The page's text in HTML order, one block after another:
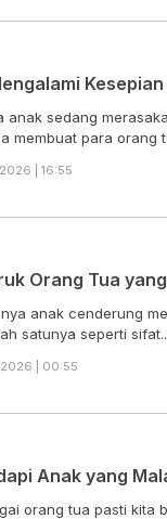
Kesepian
anak sedang
membuat para orang
| 16:55
Orang Tua
anak cenderung
satunya seperti
| 00:55
Anak yang
orang tua pasti kita